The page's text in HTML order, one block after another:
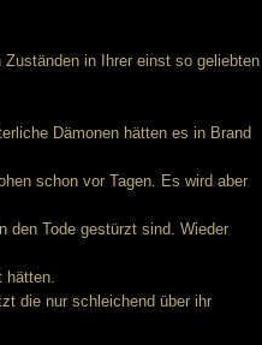
in Ihrer einst so geliebten
Dämonen hätten es in Brand
schon vor Tagen. Es wird aber
den Tode gestürzt sind. Wieder
hätten.
die nur schleichend über ihr